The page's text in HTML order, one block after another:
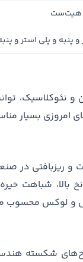
هیت‌ست
و پنبه و پلی استر و
و نئوکلاسیک،
امروزی بسیار
تراکم ۳۶۰۰، مظهر
و لوکس
شکسته